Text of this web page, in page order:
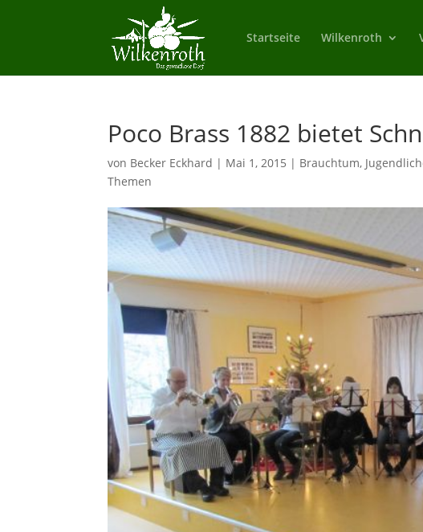
Startseite Wilkenroth
Poco Brass 1882 bietet
von Becker Eckhard | Mai 1, 2015 | Brauchtum,
Themen